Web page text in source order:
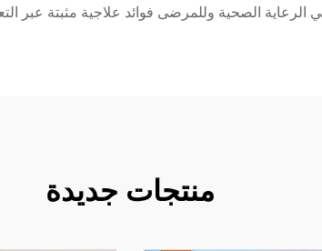
الرعاية الصحية وللمرضى فوائد علاجية مثبتة
منتجات جديدة